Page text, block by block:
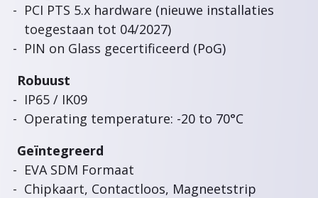
PCI PTS 5.x hardware (nieuwe installaties
toegestaan tot 04/2027)
PIN on Glass gecertificeerd (PoG)
Robuust
IP65 / IK09
Operating temperature: -20 to 70°C
Geïntegreerd
EVA SDM Formaat
Chipkaart, Contactloos, Magneetstrip